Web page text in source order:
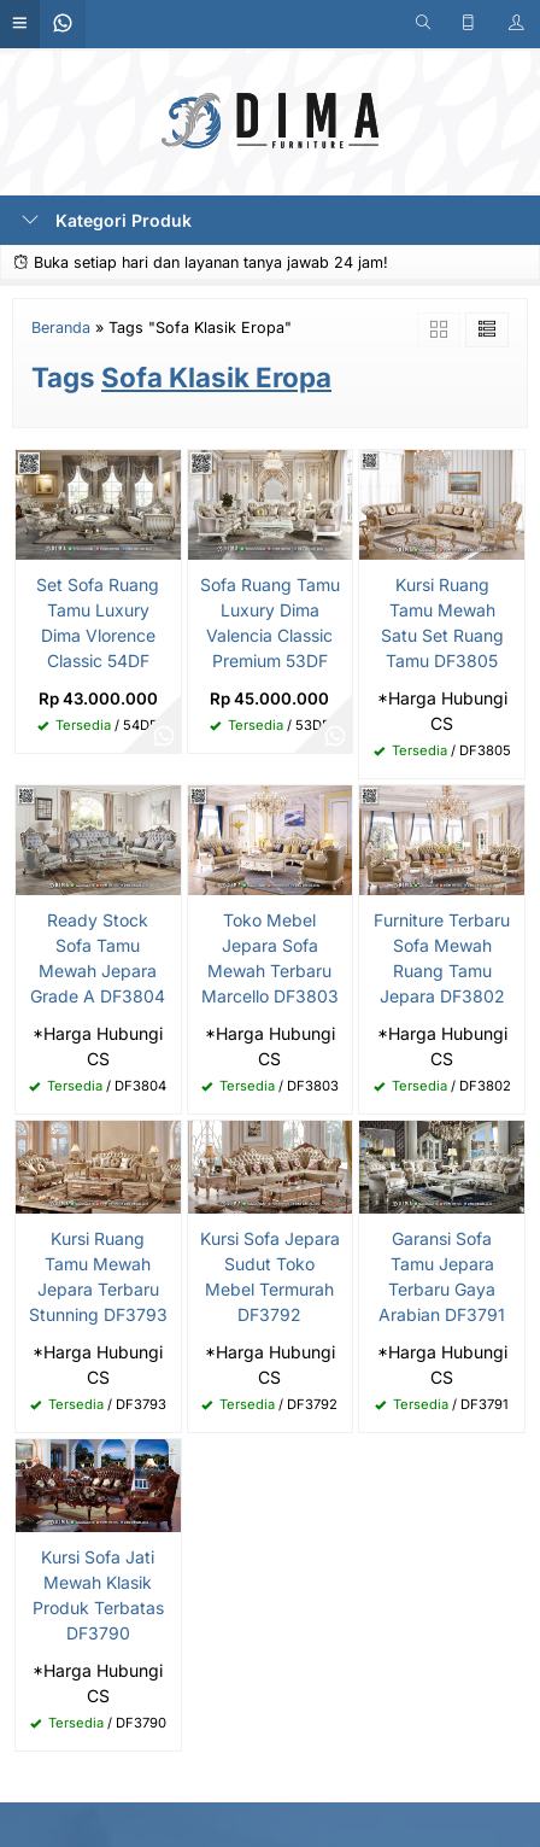
Kategori Produk
Buka setiap hari dan layanan tanya jawab 24 jam!
Beranda » Tags "Sofa Klasik Eropa"
Tags Sofa Klasik Eropa
Set Sofa Ruang
Tamu Luxury
Dima Vlorence
Classic 54DF
Rp 43.000.000
Tersedia / 54DF
Sofa Ruang Tamu
Luxury Dima
Valencia Classic
Premium 53DF
Rp 45.000.000
Tersedia/ 53DF
Kursi Ruang
Tamu Mewah
Satu Set Ruang
Tamu DF3805
*Harga Hubungi
CS
Tersedia/ DF3805
Ready Stock
Sofa Tamu
Mewah Jepara
Grade A DF3804
*Harga Hubungi
CS
Tersedia / DF3804
Toko Mebel
Jepara Sofa
Mewah Terbaru
Marcello DF3803
*Harga Hubungi
CS
Tersedia/ DF3803
Furniture Terbaru
Sofa Mewah
Ruang Tamu
Jepara DF3802
*Harga Hubungi
CS
Tersedia/ DF3802
Kursi Ruang
Tamu Mewah
Jepara Terbaru
Stunning DF3793
*Harga Hubungi
CS
Tersedia/ DF3793
Kursi Sofa Jepara
Sudut Toko
Mebel Termurah
DF3792
*Harga Hubungi
CS
Tersedia / DF3792
Garansi Sofa
Tamu Jepara
Terbaru Gaya
Arabian DF3791
*Harga Hubungi
CS
Tersedia / DF3791
Kursi Sofa Jati
Mewah Klasik
Produk Terbatas
DF3790
*Harga Hubungi
CS
Tersedia/ DF3790